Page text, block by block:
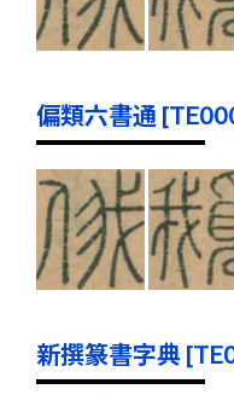
偏類六書通
新撰篆書字典